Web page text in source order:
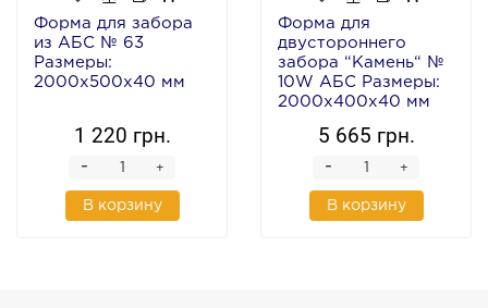
Форма для забора
из АБС № 63
Размеры:
2000х500х40 мм
1 220 грн.
+
-
В корзину
Форма для
двустороннего
забора “Камень“ №
10W АБС Размеры:
2000х400х40 мм
5 665 грн.
+
-
В корзину